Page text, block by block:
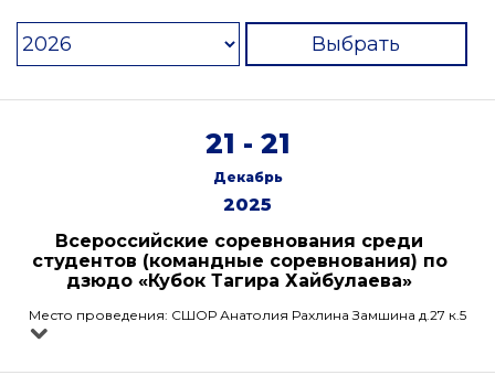
Выбрать
21 - 21
Декабрь
2025
Всероссийские соревнования среди
студентов (командные соревнования) по
дзюдо «Кубок Тагира Хайбулаева»
Место проведения: СШОР Анатолия Рахлина Замшина д.27 к.5